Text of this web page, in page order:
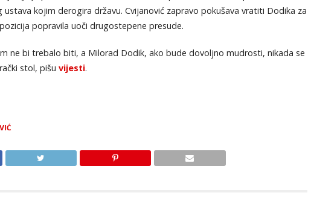
kojim derogira državu. Cvijanović zapravo pokušava vratiti Dodika za
popravila uoči drugostepene presude.
ne bi trebalo biti, a Milorad Dodik, ako bude dovoljno mudrosti, nikada se
stol, pišu vijesti.